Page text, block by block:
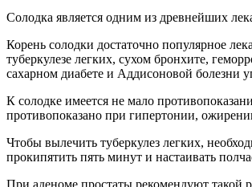
Солодка является одним из древнейших
Корень солодки достаточно популярное
туберкулезе легких, сухом бронхите,
сахарном диабете и Аддисоновой болезни
К солодке имеется не мало
противопоказано при гипертонии,
Чтобы вылечить туберкулез легких,
прокипятить пять минут и настаивать
При аденоме простаты рекомендуют такой